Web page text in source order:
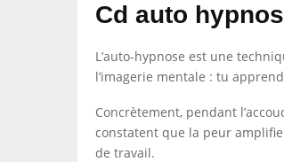
Cd auto
L’auto-hypnose est une
l’imagerie mentale : tu
Concrètement, pendant
constatent que la peur
de travail.